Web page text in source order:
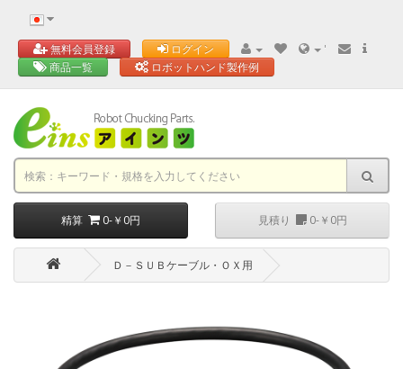
無料会員登録 ログイン
'
商品一覧
ロボットハンド製作例
精算 0-￥0円 見積り 0-￥0円
Ｄ－ＳＵＢケーブル・ＯＸ用